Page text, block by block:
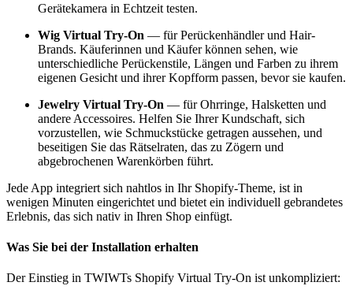
Gerätekamera in Echtzeit testen.
Wig Virtual Try-On — für Perückenhändler und Hair-
Brands. Käuferinnen und Käufer können sehen, wie
unterschiedliche Perückenstile, Längen und Farben zu ihrem
eigenen Gesicht und ihrer Kopfform passen, bevor sie kaufen.
Jewelry Virtual Try-On — für Ohrringe, Halsketten und
andere Accessoires. Helfen Sie Ihrer Kundschaft, sich
vorzustellen, wie Schmuckstücke getragen aussehen, und
beseitigen Sie das Rätselraten, das zu Zögern und
abgebrochenen Warenkörben führt.
Jede App integriert sich nahtlos in Ihr Shopify-Theme, ist in
wenigen Minuten eingerichtet und bietet ein individuell gebrandetes
Erlebnis, das sich nativ in Ihren Shop einfügt.
Was Sie bei der Installation erhalten
Der Einstieg in TWIWTs Shopify Virtual Try-On ist unkompliziert: